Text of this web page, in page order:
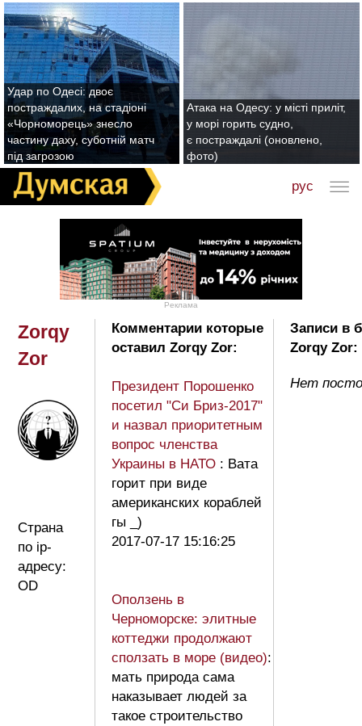
Удар по Одесі: двоє
постраждалих, на стадіоні
«Чорноморець» знесло
частину даху, суботній матч
під загрозою
Атака на Одесу: у місті приліт,
у морі горить судно,
є постраждалі (оновлено,
фото)
рус
Реклама
Zorqy
Zor
Страна
по ip-
адресу:
OD
Комментарии которые
оставил Zorqy Zor:
Президент Порошенко
посетил "Си Бриз-2017"
и назвал приоритетным
вопрос членства
Украины в НАТО : Вата
горит при виде
американских кораблей
гы _)
2017-07-17 15:16:25
Оползень в
Черноморске: элитные
коттеджи продолжают
сползать в море (видео):
мать природа сама
наказывает людей за
такое строительство
Записи в
Zorqy Zor:
Нет